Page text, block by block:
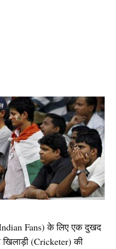
Fans) के लिए एक दुखद
(Cricketer) की